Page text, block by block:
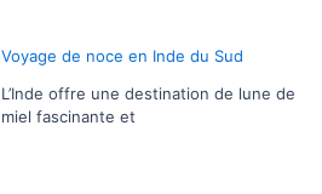
Voyage de noce en Inde du Sud
L’Inde offre une destination de lune de
miel fascinante et